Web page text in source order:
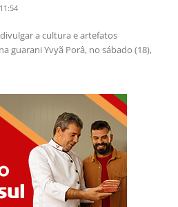
a cultura e artefatos
guarani Yvyã Porâ, no sábado (18),